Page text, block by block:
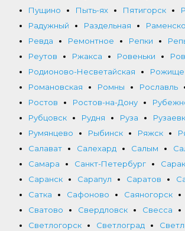
Пущино
Пыть-ях Пятигорск
Радужный
Раздельная
Ревда
Ремонтное Репки
Реутов
Ржакса Ровеньки
Родионово-Несветайская
Рожище
Романовская
Ромны Рославль
Ростов
Ростов-на-Дону
Рубцовск
Рудня Руза
Румянцево
Рыбинск Ряжск
Салават
Салехард Салым
Самара
Санкт-Петербург
Саранск
Сарапул Саратов
Сатка
Сафоново Саяногорск
Сватово
Свердловск Свесса
Светлогорск
Светлоград